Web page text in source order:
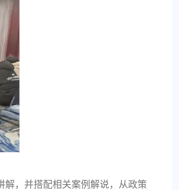
，并搭配相关案例解说，从政策